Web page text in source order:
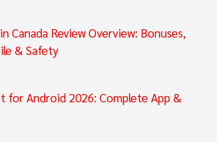
Canada Review Overview: Bonuses,
& Safety
for Android 2026: Complete App &